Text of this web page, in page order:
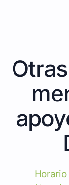
Horario